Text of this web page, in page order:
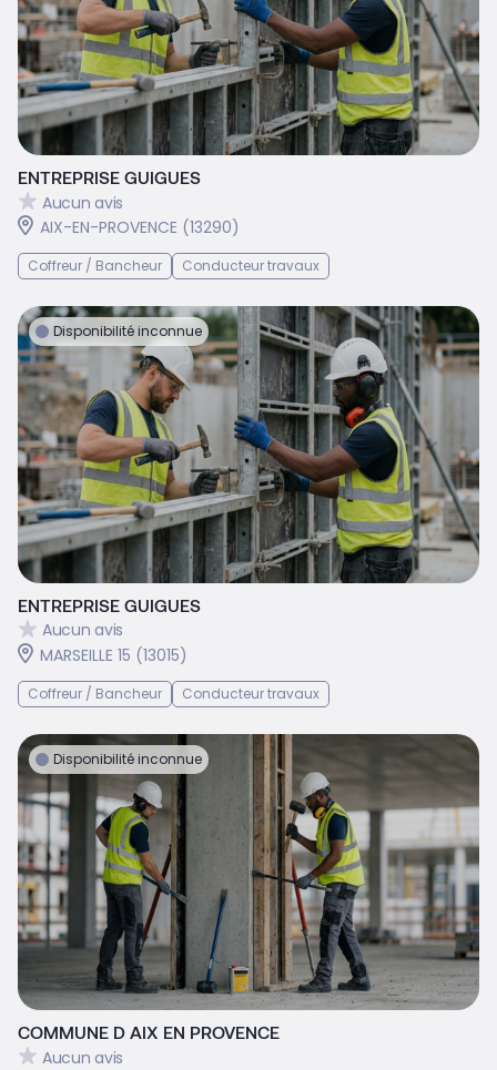
ENTREPRISE GUIGUES
Aucun avis
AIX-EN-PROVENCE (13290)
Coffreur / Bancheur Conducteur travaux
Disponibilité inconnue
ENTREPRISE GUIGUES
Aucun avis
MARSEILLE 15 (13015)
Coffreur / Bancheur Conducteur travaux
Disponibilité inconnue
COMMUNE D AIX EN PROVENCE
Aucun avis